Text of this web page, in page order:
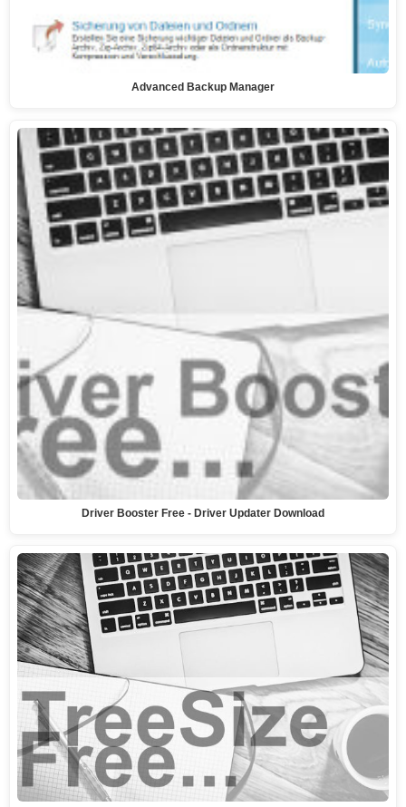
Advanced Backup Manager
Driver Booster Free - Driver Updater Download